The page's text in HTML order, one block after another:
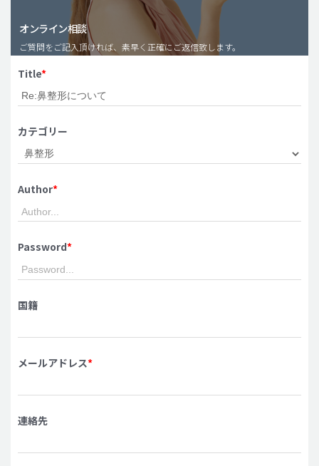
脂肪注入(アンチエイジング)
豊胸手術・バストアップ
プチ整形
脂肪吸引 (大容量)
idニュース
病院紹介
安全整形
ご相談のお問い合わせ
オンライン相談
ご質問をご記入頂ければ、素早く正確にご返信致します。
Title*
カテゴリー
Author*
Password*
国籍
メールアドレス*
連絡先